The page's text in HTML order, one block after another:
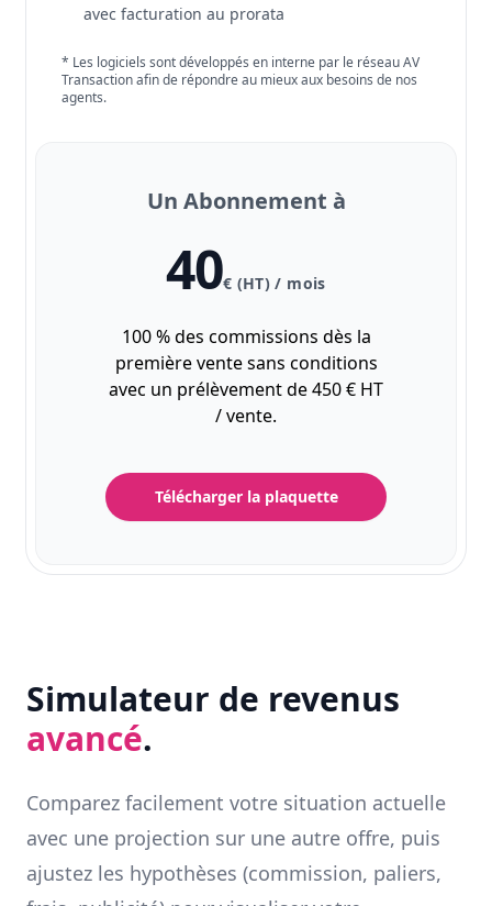
avec facturation au prorata
* Les logiciels sont développés en interne par le réseau AV
Transaction afin de répondre au mieux aux besoins de nos
agents.
Un Abonnement à
40€ (HT) / mois
100 % des commissions dès la
première vente sans conditions
avec un prélèvement de 450 € HT
/ vente.
Télécharger la plaquette
Simulateur de revenus
avancé.
Comparez facilement votre situation actuelle
avec une projection sur une autre offre, puis
ajustez les hypothèses (commission, paliers,